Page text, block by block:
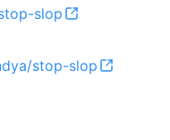
slop
stop-slop